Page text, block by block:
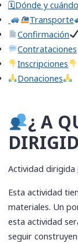
🗓Dónde y cuándo
Transporte
Confirmación
​Contrataciones
​Inscripciones
​Donaciones
​¿ A
Actividad dirigida
Esta actividad
materiales. Un
esta actividad
seguir